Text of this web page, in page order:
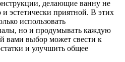
делающие ванну не
эстетически приятной. В этих
использовать
но и продумывать каждую
вами выбор может свести к
и улучшить общее